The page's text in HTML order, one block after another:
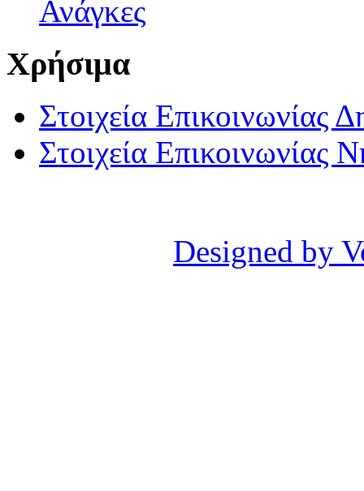
Ανάγκες
Χρήσιμα
Στοιχεία Επικοινωνίας
Στοιχεία Επικοινωνίας
Designed by